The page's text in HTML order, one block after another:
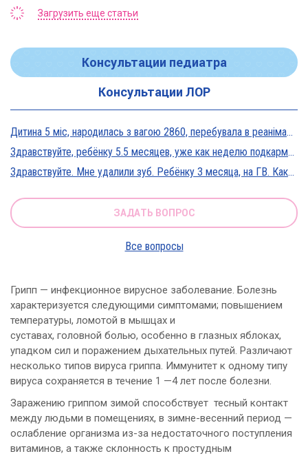
Загрузить еще статьи
Консультации педиатра
Консультации ЛОР
Дитина 5 міс, народилась з вагою 2860, перебувала в реанімації у дуже тяжкому стані, діагноз Гіпоксична енцефалопатія 2 ст. На даний момент вага 5800, відмовляється від їжі, плаче близько 5 днів, періоди активності присутні, стул зі слизом зелений оформлений, на штучному вигодовуванні Нан безлактозний,за раз або з перервами з'їдає 90-120 мл. Прошу допомоги в даній ситуації?
Здравствуйте, ребёнку 5.5 месяцев, уже как неделю подкармливаю смесью, пробовали 3 вида нан, милупа и остановились на малютке премиум, только вчера появились красные пятна вокруг рта после кормления смесью, и мы опять попробовали милупа и нан, реакция осталась, что делать?
Здравствуйте. Мне удалили зуб. Ребёнку 3 месяца, на ГВ. Какие антибиотики можно принимать? Спасибо
ЗАДАТЬ ВОПРОС
Все вопросы
Грипп — инфекционное вирусное заболевание. Болезнь
характеризуется следующими симптомами; повышением
температуры, ломотой в мышцах и
суставах, головной болью, особенно в глазных яблоках,
упадком сил и поражением дыхательных путей. Различают
несколько типов вируса гриппа. Иммунитет к одному типу
вируса сохраняется в течение 1 —4 лет после болезни.
Заражению гриппом зимой способствует тесный контакт
между людьми в помещениях, в зимне-весенний период —
ослабление организма из-за недостаточного поступления
витаминов, а также склонность к простудным